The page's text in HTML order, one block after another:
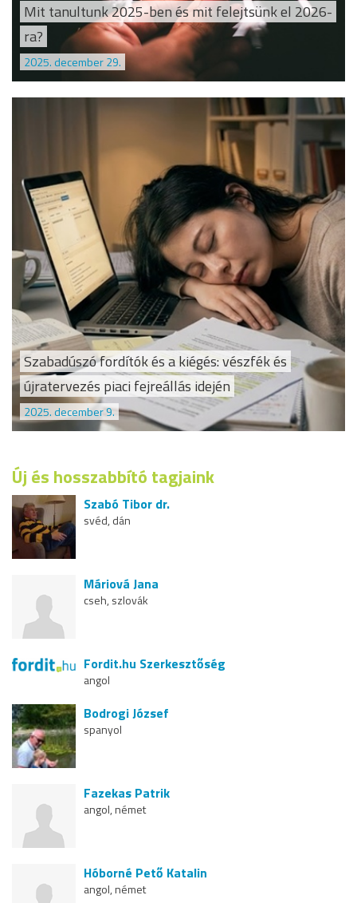
Mit tanultunk 2025-ben és mit felejtsünk el 2026-
ra?
2025. december 29.
Szabadúszó fordítók és a kiégés: vészfék és
újratervezés piaci fejreállás idején
2025. december 9.
Új és hosszabbító tagjaink
Szabó Tibor dr.
svéd, dán
Máriová Jana
cseh, szlovák
Fordit.hu Szerkesztőség
angol
Bodrogi József
spanyol
Fazekas Patrik
angol, német
Hóborné Pető Katalin
angol, német